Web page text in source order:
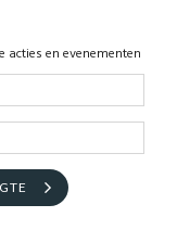
acties en evenementen